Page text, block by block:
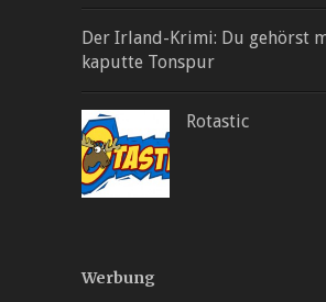
Der Irland-Krimi: Du gehörst
kaputte Tonspur
Rotastic
Werbung